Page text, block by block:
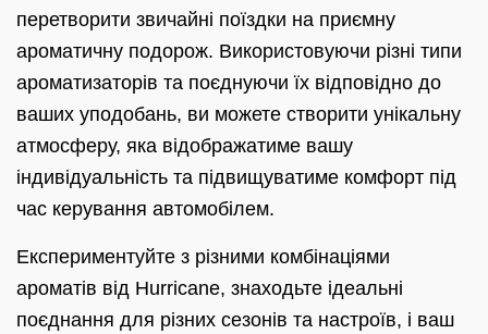
перетворити звичайні поїздки на приємну
ароматичну подорож. Використовуючи різні типи
ароматизаторів та поєднуючи їх відповідно до
ваших уподобань, ви можете створити унікальну
атмосферу, яка відображатиме вашу
індивідуальність та підвищуватиме комфорт під
час керування автомобілем.
Експериментуйте з різними комбінаціями
ароматів від Hurricane, знаходьте ідеальні
поєднання для різних сезонів та настроїв, і ваш